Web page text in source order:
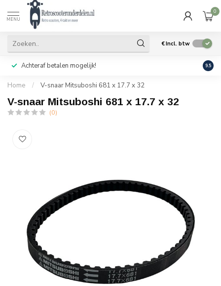
MENU
0
€Incl. btw
Achteraf betalen mogelijk! Geen
9.5
Home / V-snaar Mitsuboshi 681 x 17.7 x 32
V-snaar Mitsuboshi 681 x 17.7 x 32
(0)